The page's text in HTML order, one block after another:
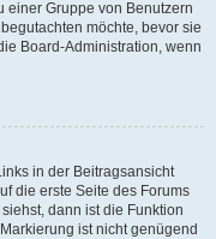
einer Gruppe von Benutzern
möchte, bevor sie
Board-Administration, wenn
in der Beitragsansicht
die erste Seite des Forums
dann ist die Funktion
ist nicht genügend